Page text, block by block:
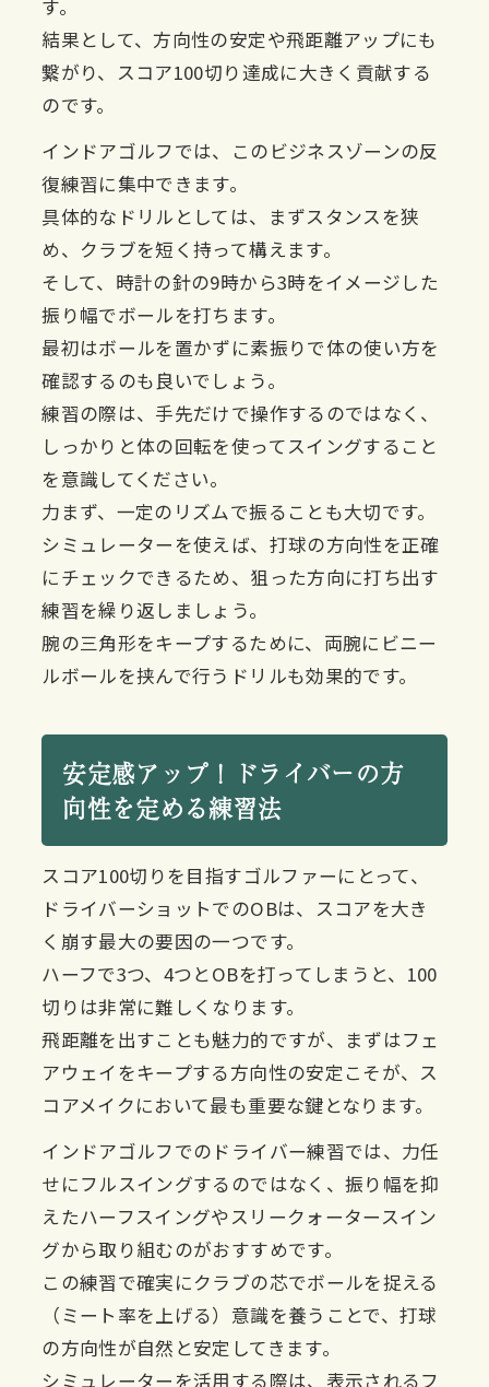
す。
結果として、方向性の安定や飛距離アップにも
繋がり、スコア100切り達成に大きく貢献する
のです。
インドアゴルフでは、このビジネスゾーンの反
復練習に集中できます。
具体的なドリルとしては、まずスタンスを狭
め、クラブを短く持って構えます。
そして、時計の針の9時から3時をイメージした
振り幅でボールを打ちます。
最初はボールを置かずに素振りで体の使い方を
確認するのも良いでしょう。
練習の際は、手先だけで操作するのではなく、
しっかりと体の回転を使ってスイングすること
を意識してください。
力まず、一定のリズムで振ることも大切です。
シミュレーターを使えば、打球の方向性を正確
にチェックできるため、狙った方向に打ち出す
練習を繰り返しましょう。
腕の三角形をキープするために、両腕にビニー
ルボールを挟んで行うドリルも効果的です。
安定感アップ！ドライバーの方
向性を定める練習法
スコア100切りを目指すゴルファーにとって、
ドライバーショットでのOBは、スコアを大き
く崩す最大の要因の一つです。
ハーフで3つ、4つとOBを打ってしまうと、100
切りは非常に難しくなります。
飛距離を出すことも魅力的ですが、まずはフェ
アウェイをキープする方向性の安定こそが、ス
コアメイクにおいて最も重要な鍵となります。
インドアゴルフでのドライバー練習では、力任
せにフルスイングするのではなく、振り幅を抑
えたハーフスイングやスリークォータースイン
グから取り組むのがおすすめです。
この練習で確実にクラブの芯でボールを捉える
（ミート率を上げる）意識を養うことで、打球
の方向性が自然と安定してきます。
シミュレーターを活用する際は、表示されるフ